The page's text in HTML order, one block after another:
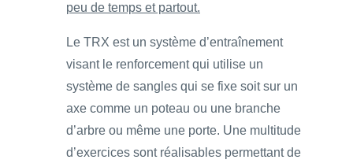
peu de temps et partout.
Le TRX est un système d’entraînement
visant le renforcement qui utilise un
système de sangles qui se fixe soit sur un
axe comme un poteau ou une branche
d’arbre ou même une porte. Une multitude
d’exercices sont réalisables permettant de